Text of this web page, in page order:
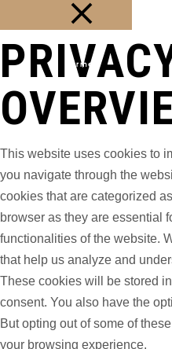
Fermer
This website uses cookies to
you navigate through the
cookies that are categorized
browser as they are essential
functionalities of the website.
that help us analyze and
These cookies will be stored
consent. You also have the
But opting out of some of
your browsing experience.